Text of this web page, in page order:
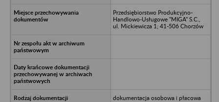
Przedsiębiorstwo Produkcyjno-
Handlowo-Usługowe "MIGA" S.C.,
ul. Mickiewicza 1; 41-506 Chorzów
dokumentacja osobowa i płacowa